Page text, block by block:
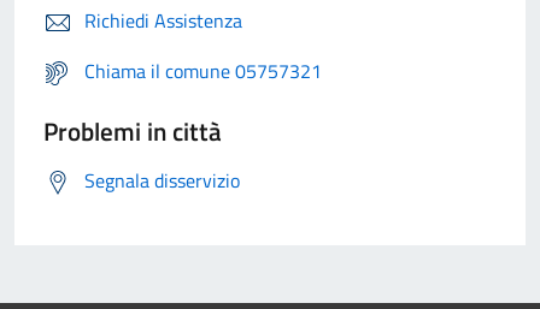
Richiedi Assistenza
Chiama il comune 05757321
Problemi in città
Segnala disservizio